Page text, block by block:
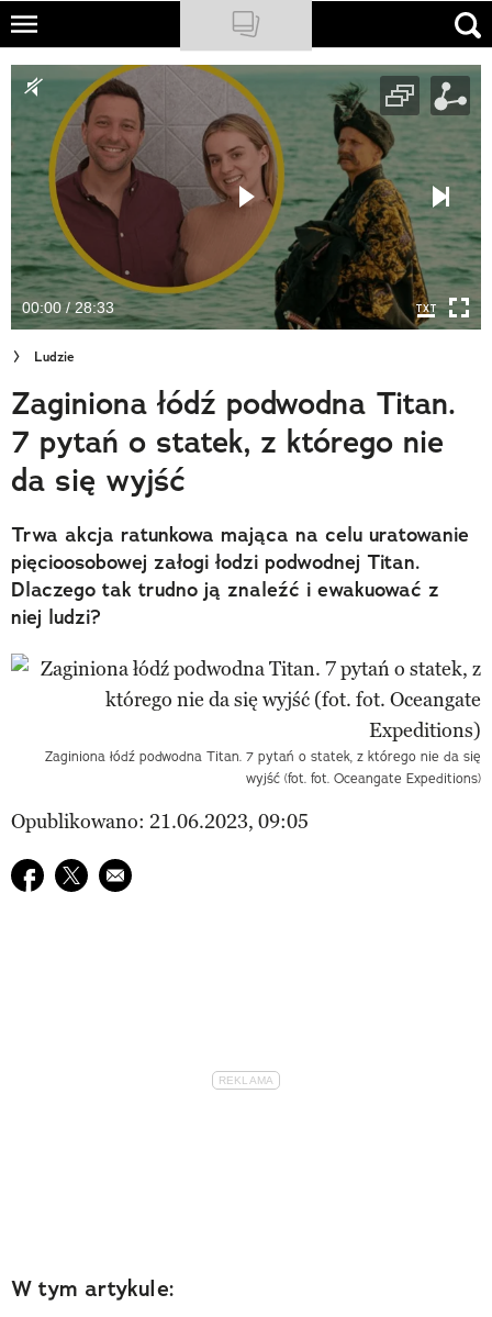
Skip
main
content
NATIONAL GEOGRAPHIC
TRAVELER
PODCASTY
Sklep
Newsletter
Cuda Polski
Wielki Konkurs Fotograficzny
Trendbook Podróżniczy
Polecane
00:00 / 28:33
Ludzie
Zaginiona łódź podwodna Titan.
7 pytań o statek, z którego nie
da się wyjść
Trwa akcja ratunkowa mająca na celu uratowanie
pięcioosobowej załogi łodzi podwodnej Titan.
Dlaczego tak trudno ją znaleźć i ewakuować z
niej ludzi?
Zaginiona łódź podwodna Titan. 7 pytań o statek, z którego nie da się
wyjść (fot. fot. Oceangate Expeditions)
Opublikowano: 21.06.2023, 09:05
Udostępnij na facebook
Udostępnij na twitter
E-mail do przyjaciela
W tym artykule: